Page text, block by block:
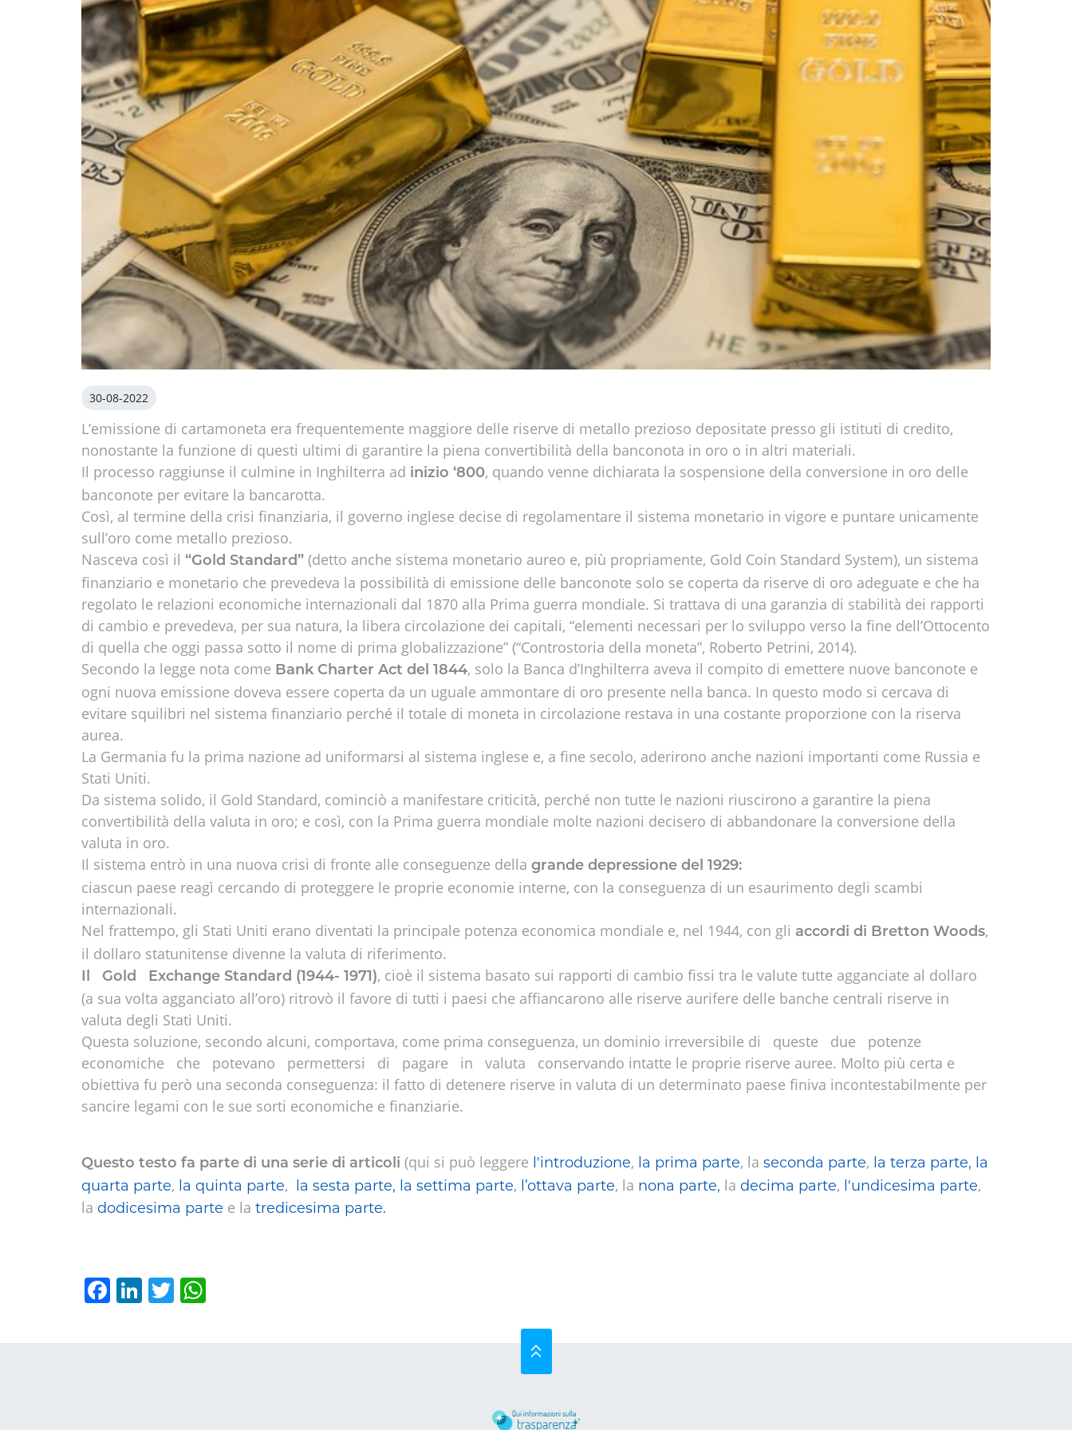
30-08-2022
L’emissione di cartamoneta era frequentemente maggiore delle riserve di metallo prezioso depositate presso gli istituti di credito,
nonostante la funzione di questi ultimi di garantire la piena convertibilità della banconota in oro o in altri materiali.
Il processo raggiunse il culmine in Inghilterra ad inizio ‘800, quando venne dichiarata la sospensione della conversione in oro delle
banconote per evitare la bancarotta.
Così, al termine della crisi finanziaria, il governo inglese decise di regolamentare il sistema monetario in vigore e puntare unicamente
sull’oro come metallo prezioso.
Nasceva così il “Gold Standard” (detto anche sistema monetario aureo e, più propriamente, Gold Coin Standard System), un sistema
finanziario e monetario che prevedeva la possibilità di emissione delle banconote solo se coperta da riserve di oro adeguate e che ha
regolato le relazioni economiche internazionali dal 1870 alla Prima guerra mondiale. Si trattava di una garanzia di stabilità dei rapporti
di cambio e prevedeva, per sua natura, la libera circolazione dei capitali, “elementi necessari per lo sviluppo verso la fine dell’Ottocento
di quella che oggi passa sotto il nome di prima globalizzazione” (“Controstoria della moneta”, Roberto Petrini, 2014).
Secondo la legge nota come Bank Charter Act del 1844, solo la Banca d’Inghilterra aveva il compito di emettere nuove banconote e
ogni nuova emissione doveva essere coperta da un uguale ammontare di oro presente nella banca. In questo modo si cercava di
evitare squilibri nel sistema finanziario perché il totale di moneta in circolazione restava in una costante proporzione con la riserva
aurea.
La Germania fu la prima nazione ad uniformarsi al sistema inglese e, a fine secolo, aderirono anche nazioni importanti come Russia e
Stati Uniti.
Da sistema solido, il Gold Standard, cominciò a manifestare criticità, perché non tutte le nazioni riuscirono a garantire la piena
convertibilità della valuta in oro; e così, con la Prima guerra mondiale molte nazioni decisero di abbandonare la conversione della
valuta in oro.
Il sistema entrò in una nuova crisi di fronte alle conseguenze della grande depressione del 1929:
ciascun paese reagì cercando di proteggere le proprie economie interne, con la conseguenza di un esaurimento degli scambi
internazionali.
Nel frattempo, gli Stati Uniti erano diventati la principale potenza economica mondiale e, nel 1944, con gli accordi di Bretton Woods,
il dollaro statunitense divenne la valuta di riferimento.
Il Gold Exchange Standard (1944- 1971), cioè il sistema basato sui rapporti di cambio fissi tra le valute tutte agganciate al dollaro
(a sua volta agganciato all’oro) ritrovò il favore di tutti i paesi che affiancarono alle riserve aurifere delle banche centrali riserve in
valuta degli Stati Uniti.
Questa soluzione, secondo alcuni, comportava, come prima conseguenza, un dominio irreversibile di queste due potenze
economiche che potevano permettersi di pagare in valuta conservando intatte le proprie riserve auree. Molto più certa e
obiettiva fu però una seconda conseguenza: il fatto di detenere riserve in valuta di un determinato paese finiva incontestabilmente per
sancire legami con le sue sorti economiche e finanziarie.
Questo testo fa parte di una serie di articoli (qui si può leggere l'introduzione, la prima parte, la seconda parte, la terza parte, la
quarta parte, la quinta parte, la sesta parte, la settima parte, l’ottava parte, la nona parte, la decima parte, l'undicesima parte,
la dodicesima parte e la tredicesima parte.
Facebook
LinkedIn
Twitter
SU